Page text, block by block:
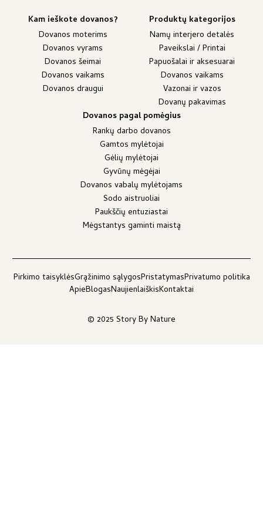
Kam ieškote dovanos?
Dovanos moterims
Dovanos vyrams
Dovanos šeimai
Dovanos vaikams
Dovanos draugui
Produktų kategorijos
Namų interjero detalės
Paveikslai / Printai
Papuošalai ir aksesuarai
Dovanos vaikams
Vazonai ir vazos
Dovanų pakavimas
Dovanos pagal pomėgius
Rankų darbo dovanos
Gamtos mylėtojai
Gėlių mylėtojai
Gyvūnų mėgėjai
Dovanos vabalų mylėtojams
Sodo aistruoliai
Paukščių entuziastai
Mėgstantys gaminti maistą
© 2025 Story By Nature
Pirkimo taisyklėsGrąžinimo sąlygosPristatymasPrivatumo politika
ApieBlogasNaujienlaiškisKontaktai